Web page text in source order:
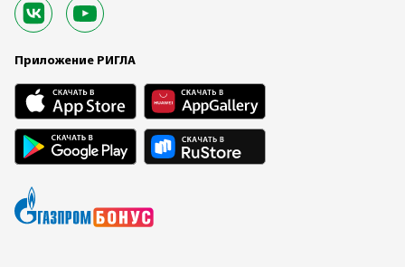
Приложение РИГЛА